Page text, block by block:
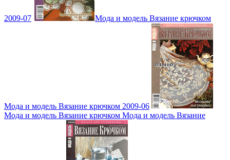
2009-07 Мода и модель Вязание крючком
Мода и модель Вязание крючком 2009-06
Мода и модель Вязание крючком Мода и модель Вязание